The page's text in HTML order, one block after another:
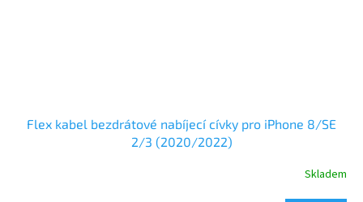
Flex kabel bezdrátové nabíjecí cívky pro iPhone 8/SE
2/3 (2020/2022)
Skladem